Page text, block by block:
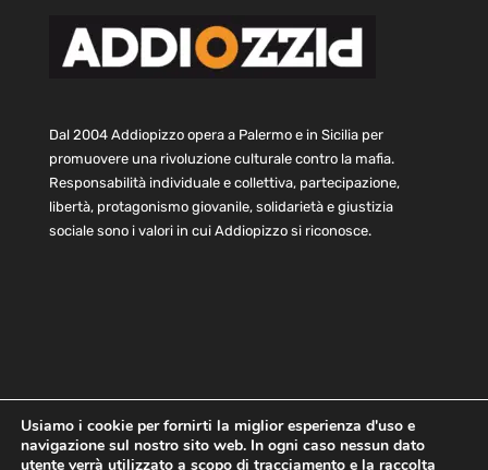
Dal 2004 Addiopizzo opera a Palermo e in Sicilia per
promuovere una rivoluzione culturale contro la mafia.
Responsabilità individuale e collettiva, partecipazione,
libertà, protagonismo giovanile, solidarietà e giustizia
sociale sono i valori in cui Addiopizzo si riconosce.
Home Statuto e bilancio
Contatti
Usiamo i cookie per fornirti la miglior esperienza d'uso e
navigazione sul nostro sito web. In ogni caso nessun dato
utente verrà utilizzato a scopo di tracciamento e la raccolta